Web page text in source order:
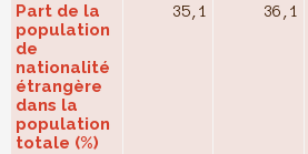
Part de la
population
de
nationalité
étrangère
dans la
population
totale (%)
35,1 36,1